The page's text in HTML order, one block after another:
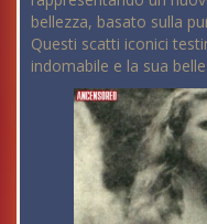
bellezza, basato sulla
Questi scatti iconici
indomabile e la sua